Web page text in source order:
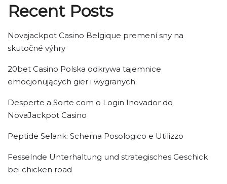
Recent Posts
Novajackpot Casino Belgique premení sny na
skutočné výhry
20bet Casino Polska odkrywa tajemnice
emocjonujących gier i wygranych
Desperte a Sorte com o Login Inovador do
NovaJackpot Casino
Peptide Selank: Schema Posologico e Utilizzo
Fesselnde Unterhaltung und strategisches Geschick
bei chicken road